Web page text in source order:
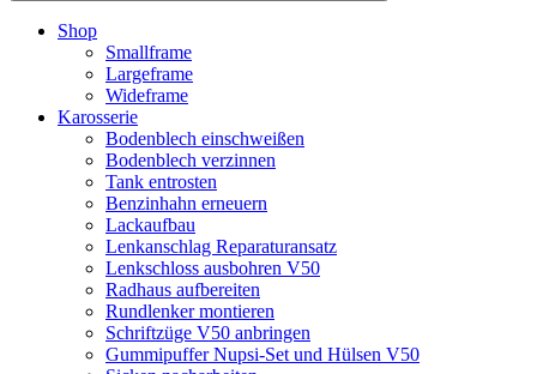
Shop
Smallframe
Largeframe
Wideframe
Karosserie
Bodenblech einschweißen
Bodenblech verzinnen
Tank entrosten
Benzinhahn erneuern
Lackaufbau
Lenkanschlag Reparaturansatz
Lenkschloss ausbohren V50
Radhaus aufbereiten
Rundlenker montieren
Schriftzüge V50 anbringen
Gummipuffer Nupsi-Set und Hülsen V50